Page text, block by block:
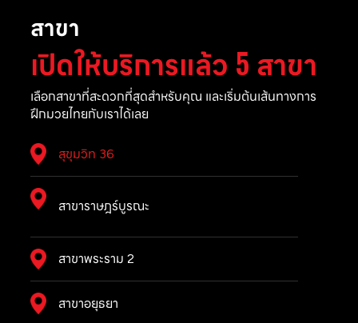
สาขา
เปิดให้บริการแล้ว 5 สาขา
เลือกสาขาที่สะดวกที่สุดสำหรับคุณ และเริ่มต้นเส้นทางการ
ฝึกมวยไทยกับเราได้เลย
สุขุมวิท 36
สาขาราษฎร์บูรณะ
สาขาพระราม 2
สาขาอยุธยา